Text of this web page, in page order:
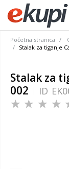
Početna stranica
Stalak za tiganje
Stalak za
002
ID